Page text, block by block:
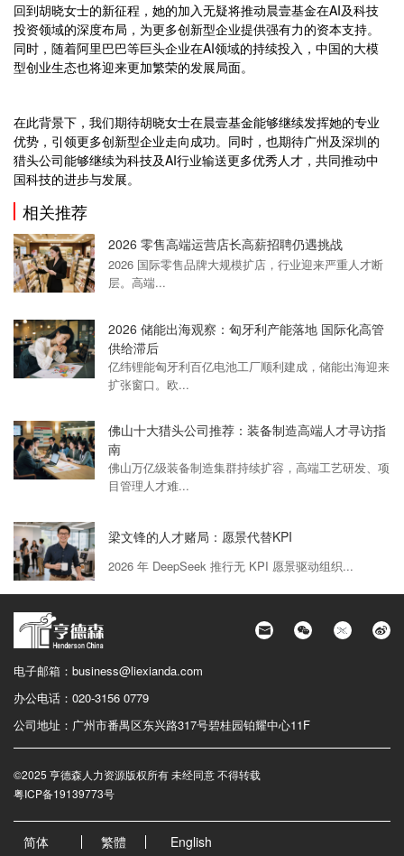
回到胡晓女士的新征程，她的加入无疑将推动晨壹基金在AI及科技
投资领域的深度布局，为更多创新型企业提供强有力的资本支持。
同时，随着阿里巴巴等巨头企业在AI领域的持续投入，中国的大模
型创业生态也将迎来更加繁荣的发展局面。
在此背景下，我们期待胡晓女士在晨壹基金能够继续发挥她的专业
优势，引领更多创新型企业走向成功。同时，也期待广州及深圳的
猎头公司能够继续为科技及AI行业输送更多优秀人才，共同推动中
国科技的进步与发展。
相关推荐
2026 零售高端运营店长高薪招聘仍遇挑战
2026 国际零售品牌大规模扩店，行业迎来严重人才断
层。高端...
2026 储能出海观察：匈牙利产能落地 国际化高管
供给滞后
亿纬锂能匈牙利百亿电池工厂顺利建成，储能出海迎来
扩张窗口。欧...
佛山十大猎头公司推荐：装备制造高端人才寻访指
南
佛山万亿级装备制造集群持续扩容，高端工艺研发、项
目管理人才难...
梁文锋的人才赌局：愿景代替KPI
2026 年 DeepSeek 推行无 KPI 愿景驱动组织...
电子邮箱： business@liexianda.com
办公电话： 020-3156 0779
公司地址： 广州市番禺区东兴路317号碧桂园铂耀中心11F
©2025 亨德森人力资源版权所有 未经同意 不得转载
粤ICP备19139773号
简体 繁體 English